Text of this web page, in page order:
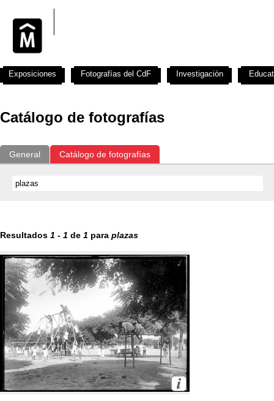
Catálogo de fotografías
General Catálogo de fotografías
Resultados 1 - 1 de 1 para plazas
Exposiciones Fotografías del CdF Investigación